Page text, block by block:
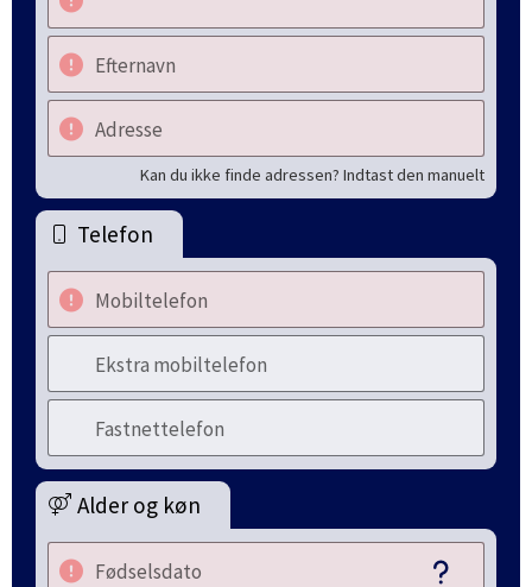
Efternavn
Adresse
Kan du ikke finde adressen? Indtast den manuelt
Telefon
Mobiltelefon
Ekstra mobiltelefon
Fastnettelefon
Alder og køn
Fødselsdato